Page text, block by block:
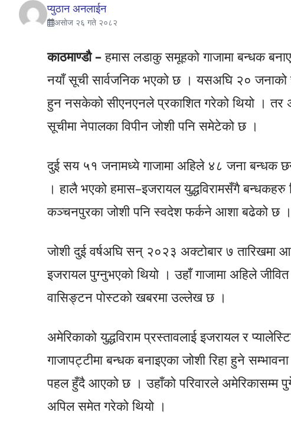
प्युठान अनलाईन
असाेज २६ गते २०८२
काठमाण्डौ –हमास लडाकु समूहको गाजामा बन्धक
नयाँ सूची सार्वजनिक भएको छ । यसअघि २० जनाको
हुन नसकेको सीएनएनले प्रकाशित गरेको थियो । तर
सूचीमा नेपालका विपीन जोशी पनि समेटेको छ ।
दुई सय ५१ जनामध्ये गाजामा अहिले ४८ जना बन्धक
। हालै भएको हमास–इजरायल युद्धविरामसँगै
कञ्चनपुरका जोशी पनि स्वदेश फर्कने आशा बढेको छ ।
जोशी दुई वर्षअघि सन् २०२३ अक्टोबार ७
इजरायल पुग्नुभएको थियो । उहाँ गाजामा अहिले
वासिङ्टन पोस्टको खबरमा उल्लेख छ ।
अमेरिकाको युद्धविराम प्रस्तावलाई इजरायल र
गाजापट्टीमा बन्धक बनाइएका जोशी रिहा हुने
पहल हुँदै आएको छ । उहाँको परिवारले अमेरिकासम्म
अपिल समेत गरेको थियो ।